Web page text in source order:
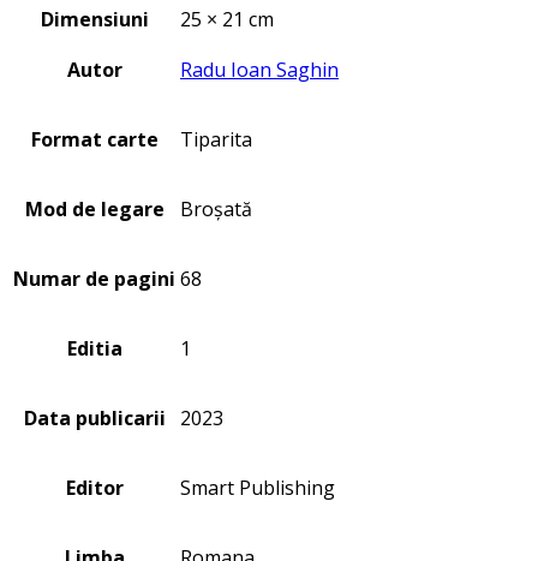
Dimensiuni
25 × 21 cm
Autor
Radu Ioan Saghin
Format carte Tiparita
Mod de legare Broșată
Numar de pagini 68
Editia 1
Data publicarii 2023
Editor Smart Publishing